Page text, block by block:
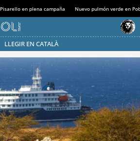
en plena campaña Nuevo pulmón verde en
LLEGIR EN CATALÀ
al MODO AHORRO